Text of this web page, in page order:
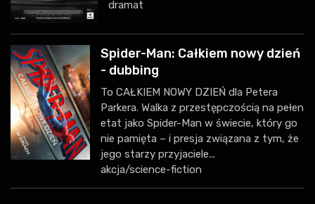
dramat
Spider-Man: Całkiem nowy dzień
- dubbing
To CAŁKIEM NOWY DZIEŃ dla Petera
Parkera. Walka z przestępczością na pełen
etat jako Spider-Man w świecie, który go
nie pamięta – i presja związana z tym, że
jego starzy przyjaciele...
akcja/science-fiction